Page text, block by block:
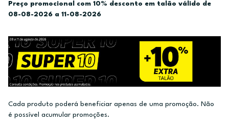
Preço promocional com 10% desconto em talão válido de
08-08-2026 a 11-08-2026
Cada produto poderá beneficiar apenas de uma promoção. Não
é possível acumular promoções.